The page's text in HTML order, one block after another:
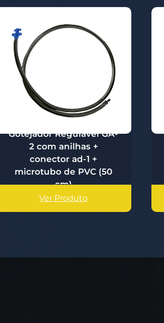
Gotejador Regulável GA-
2 com anilhas +
conector ad-1 +
microtubo de PVC (50
cm)
Ver Produto